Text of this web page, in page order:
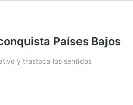
Países Bajos
y trastoca los sentidos